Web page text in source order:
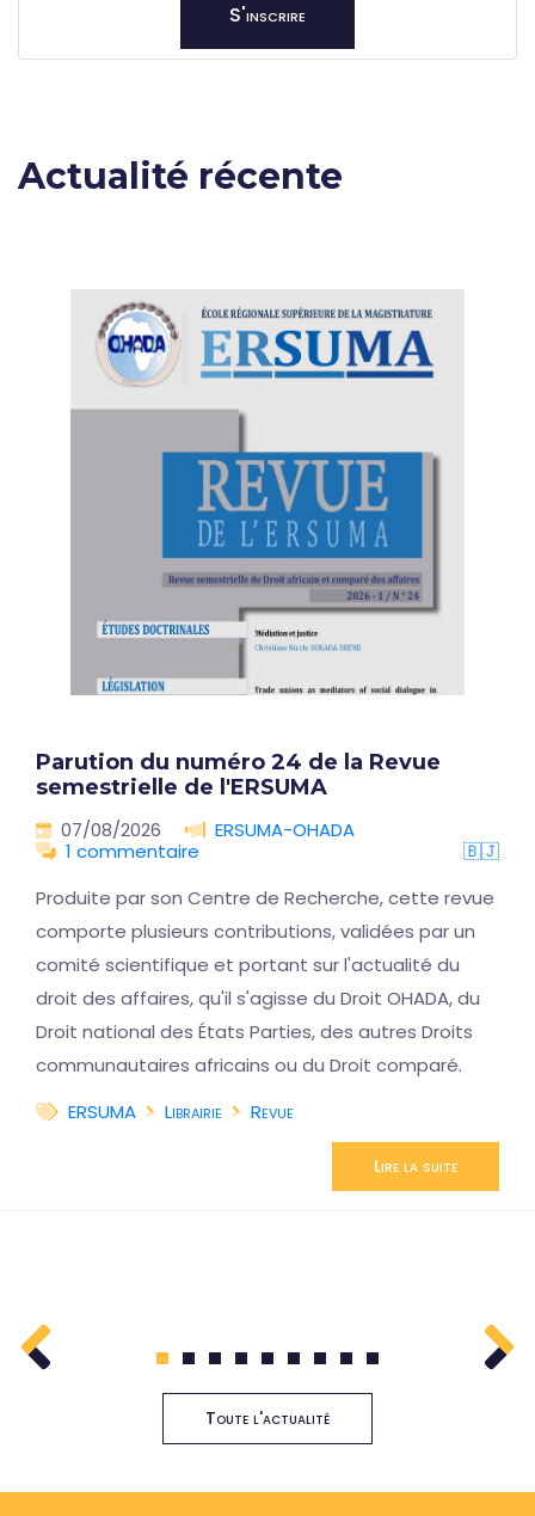
S'inscrire
Actualité récente
Parution du numéro 24 de la Revue
semestrielle de l'ERSUMA
07/08/2026
ERSUMA-OHADA
1 commentaire
🇧🇯
Produite par son Centre de Recherche, cette revue
comporte plusieurs contributions, validées par un
comité scientifique et portant sur l'actualité du
droit des affaires, qu'il s'agisse du Droit OHADA, du
Droit national des États Parties, des autres Droits
communautaires africains ou du Droit comparé.
ERSUMA
Librairie Revue
Lire la suite
1 2 3 4 5 6 7 8 9
Toute l'actualité